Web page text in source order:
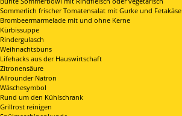
Sommerlich frischer Tomatensalat mit Gurke und Fetakäse
Brombeermarmelade mit und ohne Kerne
Kürbissuppe
Rindergulasch
Weihnachtsbuns
Lifehacks aus der Hauswirtschaft
Zitronensäure
Allrounder Natron
Wäschesymbol
Rund um den Kühlschrank
Grillrost reinigen